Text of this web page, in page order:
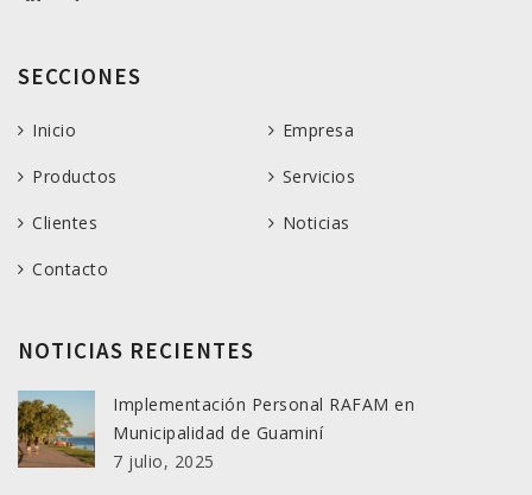
SECCIONES
Inicio Empresa
Productos Servicios
Clientes Noticias
Contacto
NOTICIAS RECIENTES
Implementación Personal RAFAM en
Municipalidad de Guaminí
7 julio, 2025